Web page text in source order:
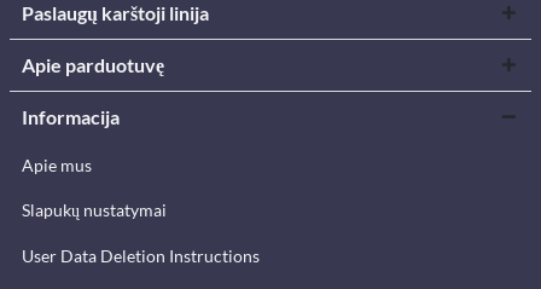
Paslaugų karštoji linija
Apie parduotuvę
Informacija
Apie mus
Slapukų nustatymai
User Data Deletion Instructions